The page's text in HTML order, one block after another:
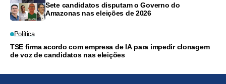
Sete candidatos disputam o Governo do
Amazonas nas eleições de 2026
Política
TSE firma acordo com empresa de IA para impedir clonagem
de voz de candidatos nas eleições